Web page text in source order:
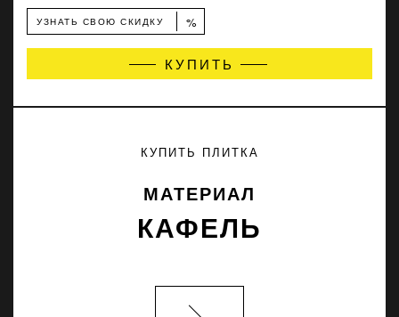
УЗНАТЬ СВОЮ СКИДКУ %
КУПИТЬ
КУПИТЬ ПЛИТКА
МАТЕРИАЛ
КАФЕЛЬ